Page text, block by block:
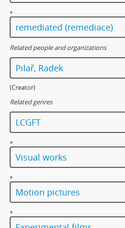
»
remediated (remediace)
Related people and organizations
Pilař, Radek
(Creator)
Related genres
LCGFT
»
Visual works
»
Motion pictures
»